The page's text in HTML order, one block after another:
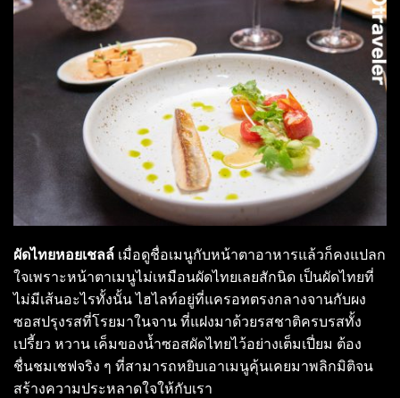
ผัดไทยหอยเชลล์ เมื่อดูชื่อเมนูกับหน้าตาอาหารแล้วก็คงแปลก
ใจเพราะหน้าตาเมนูไม่เหมือนผัดไทยเลยสักนิด เป็นผัดไทยที่
ไม่มีเส้นอะไรทั้งนั้น ไฮไลท์อยู่ที่แครอทตรงกลางจานกับผง
ซอสปรุงรสที่โรยมาในจาน ที่แฝงมาด้วยรสชาติครบรสทั้ง
เปรี้ยว หวาน เค็มของน้ำซอสผัดไทยไว้อย่างเต็มเปี่ยม ต้อง
ชื่นชมเชฟจริง ๆ ที่สามารถหยิบเอาเมนูคุ้นเคยมาพลิกมิติจน
สร้างความประหลาดใจให้กับเรา